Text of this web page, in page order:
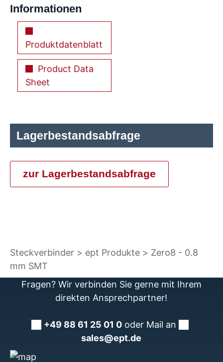
Informationen
Produktdatenblatt
Product Data
Sheet
Lagerbestandsabfrage
zur Lagerbestandsabfrage
Steckverbinder ept Produkte
Zero8 - 0.8
mm SMT
Fragen? Wir verbinden Sie gerne mit Ihrem
direkten Ansprechpartner!
+49 88 61 25 01 0 oder Mail an
sales@ept.de